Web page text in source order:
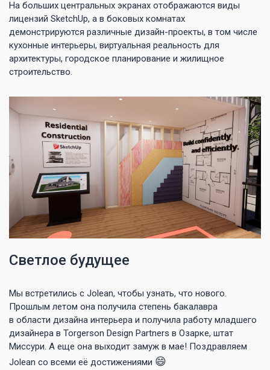
На больших центральных экранах отображаются виды
лицензий SketchUp, а в боковых комнатах
демонстрируются различные дизайн-проекты, в том числе
кухонные интерьеры, виртуальная реальность для
архитектуры, городское планирование и жилищное
строительство.
Светлое будущее
Мы встретились с Jolean, чтобы узнать, что нового.
Прошлым летом она получила степень бакалавра
в области дизайна интерьера и получила работу младшего
дизайнера в Torgerson Design Partners в Озарке, штат
Миссури. А еще она выходит замуж в мае! Поздравляем
Jolean со всеми её достижениями 😄